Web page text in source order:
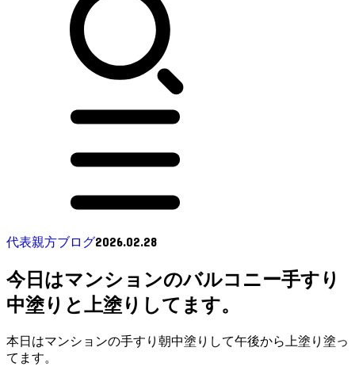
代表親方ブログ2026.02.28
今日はマンションのバルコニー手すり
中塗りと上塗りしてます。
本日はマンションの手すり朝中塗りして午後から上塗り塗っ
てます。